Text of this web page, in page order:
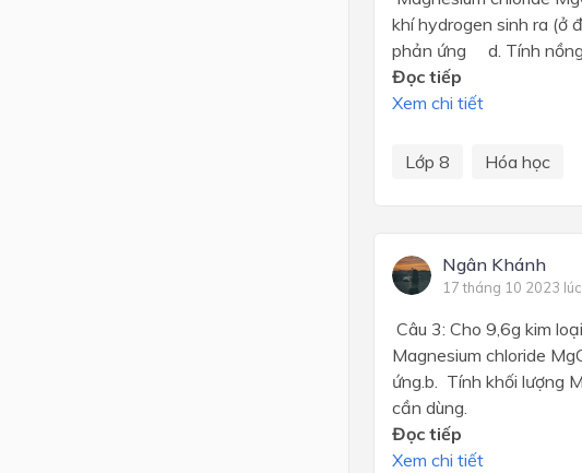
khí hydrogen sinh ra (ở
phản ứng d. Tính nồng
Đọc tiếp
Xem chi tiết
Lớp 8 Hóa học
Ngân Khánh
17 tháng 10 2023
Câu 3: Cho 9,6g kim
Magnesium chloride
ứng.b. Tính khối lượng
cần dùng.
Đọc tiếp
Xem chi tiết